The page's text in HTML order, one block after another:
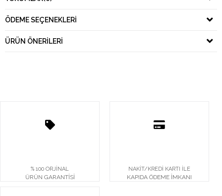
ÖDEME SEÇENEKLERI
ÜRÜN ÖNERILERI
% 100 ORJİNAL
ÜRÜN GARANTİSİ
NAKİT/KREDİ KARTI İLE
KAPIDA ÖDEME İMKANI